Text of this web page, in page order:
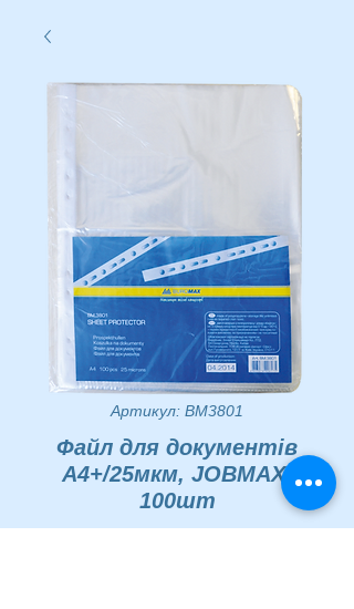
Артикул: BM3801
Файл для документів
А4+/25мкм, JOBMAX,
100шт
39,42 ₴Ціна